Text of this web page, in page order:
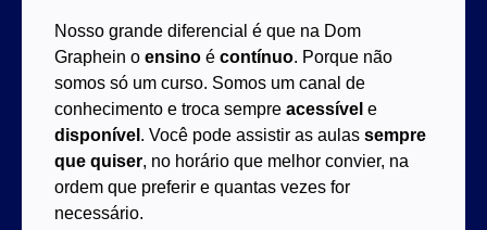
Nosso grande diferencial é que na Dom
Graphein o ensino é contínuo. Porque não
somos só um curso. Somos um canal de
conhecimento e troca sempre acessível e
disponível . Você pode assistir as aulas sempre
que quiser, no horário que melhor convier, na
ordem que preferir e quantas vezes for
necessário.